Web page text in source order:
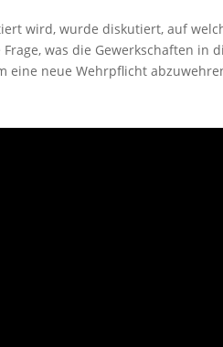
wird, wurde diskutiert, auf
was die Gewerkschaften
eine neue Wehrpflicht